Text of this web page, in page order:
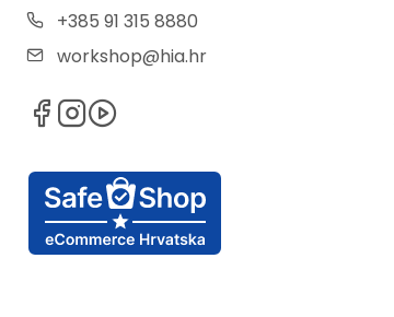
+385 91 315 8880
workshop@hia.hr